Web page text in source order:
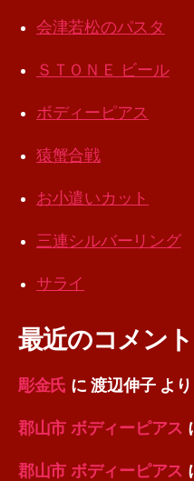
会津若松のパスタ
ＳＴＯＮＥ ビール
ボディーピアス
猿蟹合戦
お小遣いカット
三連シルバーリング
サライ
最近のコメント
彫金氏 に渡辺伸子より
郡山市 ボディーピアス
郡山市 ボディーピアス